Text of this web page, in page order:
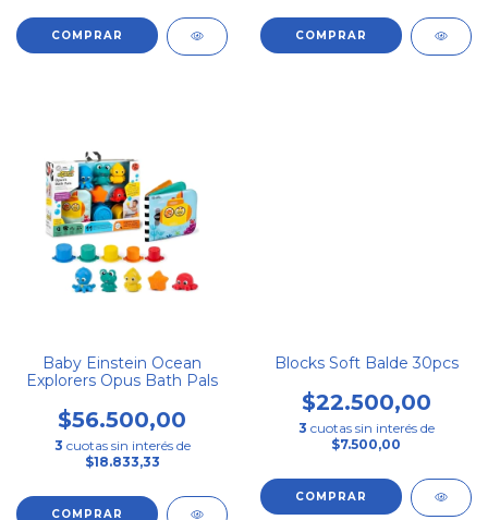
Baby Einstein Ocean
Explorers Opus Bath Pals
$56.500,00
3 cuotas sin interés de
$18.833,33
Blocks Soft Balde 30pcs
$22.500,00
3 cuotas sin interés de
$7.500,00